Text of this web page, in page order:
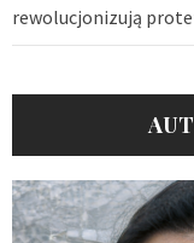
rewolucjonizują